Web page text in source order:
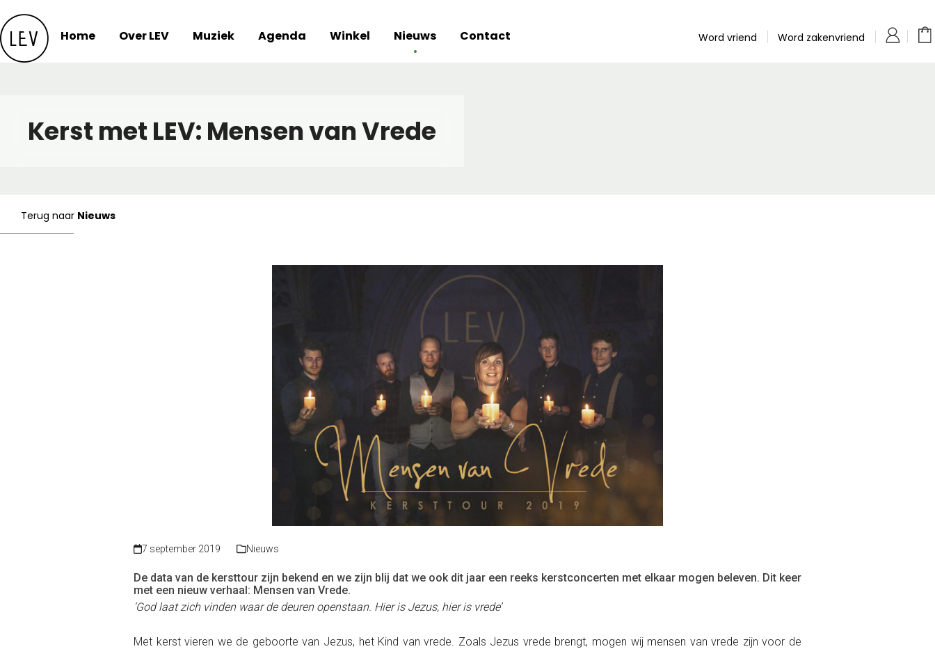
to
content
Home Over LEV Muziek Agenda Winkel Nieuws Contact Word vriend Word zakenvriend
Kerst met LEV: Mensen van Vrede
Terug naar Nieuws
7 september 2019 Nieuws
De data van de kersttour zijn bekend en we zijn blij dat we ook dit jaar een reeks kerstconcerten met elkaar mogen beleven. Dit keer
met een nieuw verhaal: Mensen van Vrede.
‘God laat zich vinden waar de deuren openstaan. Hier is Jezus, hier is vrede’
Met kerst vieren we de geboorte van Jezus, het Kind van vrede. Zoals Jezus vrede brengt, mogen wij mensen van vrede zijn voor de